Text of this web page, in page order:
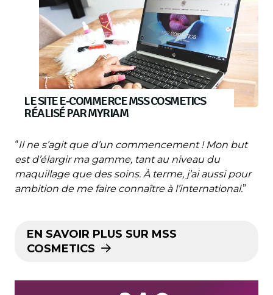
LE SITE E-COMMERCE MSS COSMETICS
RÉALISÉ PAR MYRIAM
“Il ne s’agit que d’un commencement ! Mon but
est d’élargir ma gamme, tant au niveau du
maquillage que des soins. À terme, j’ai aussi pour
ambition de me faire connaître à l’international.”
EN SAVOIR PLUS SUR MSS
COSMETICS